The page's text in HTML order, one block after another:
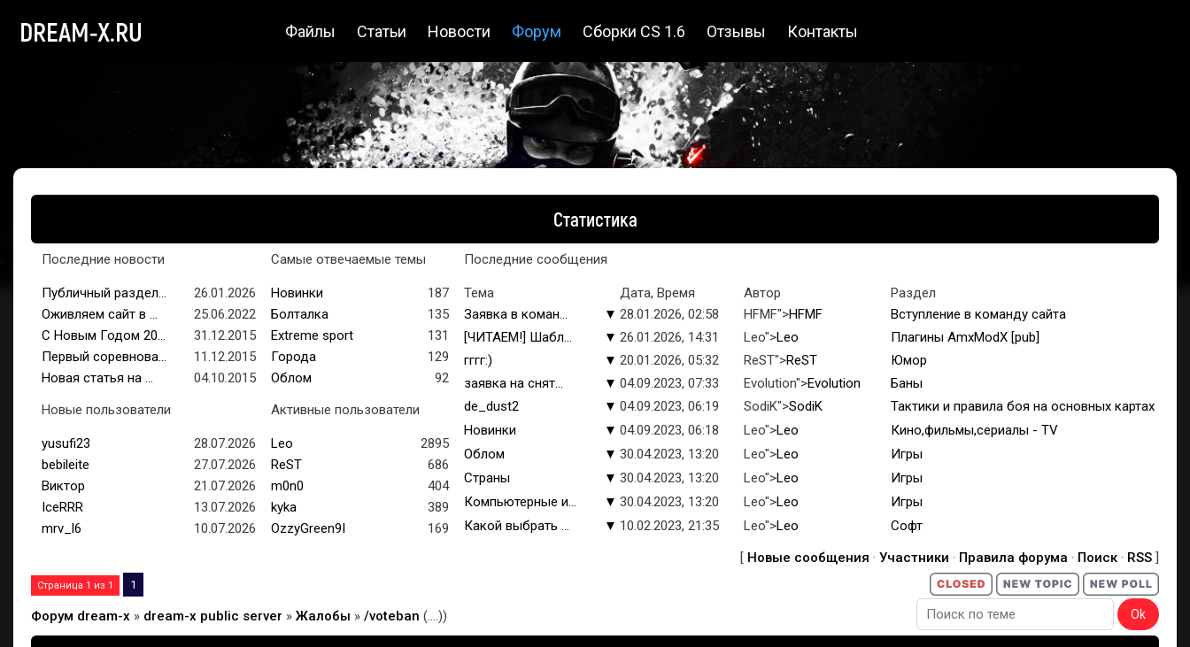
DREAM-X.RU Файлы Статьи Новости Форум Сборки CS 1.6 Отзывы Контакты
Статистика
Последние новости Самые отвечаемые темы Последние сообщения
Публичный раздел...
26.01.2026
Оживляем сайт в ...
25.06.2022
С Новым Годом 20...
31.12.2015
Первый соревнова...
11.12.2015
Новая статья на ...
04.10.2015
Новинки
187
Болталка
135
Extreme sport
131
Города
129
Облом
92
Тема Дата, Время Автор
Раздел
Заявка в коман...
▼ 28.01.2026, 02:58 HFMF">HFMF
Вступление в команду сайта
[ЧИТАЕМ!] Шабл...
▼ 26.01.2026, 14:31 Leo">Leo
Плагины AmxModX [pub]
гггг:)
▼ 20.01.2026, 05:32 ReST">ReST
Юмор
заявка на снят...
▼ 04.09.2023, 07:33 Evolution">Evolution
Баны
de_dust2
▼ 04.09.2023, 06:19 SodiK">SodiK
Тактики и правила боя на основных картах
Новинки
▼ 04.09.2023, 06:18 Leo">Leo
Кино,фильмы,сериалы - TV
Облом
▼ 30.04.2023, 13:20 Leo">Leo
Игры
Страны
▼ 30.04.2023, 13:20 Leo">Leo
Игры
Компьютерные и...
▼ 30.04.2023, 13:20 Leo">Leo
Игры
Какой выбрать ...
▼ 10.02.2023, 21:35 Leo">Leo Софт
Новые пользователи Активные пользователи
yusufi23
28.07.2026
bebileite
27.07.2026
Виктор
21.07.2026
IceRRR
13.07.2026
mrv_l6
10.07.2026
Leo
2895
ReST
686
m0n0
404
kyka
389
OzzyGreen9I
169
[ Новые сообщения · Участники · Правила форума · Поиск · RSS ]
Страница 1 из 1 1
Форум dream-x » dream-x public server » Жалобы » /voteban (....))